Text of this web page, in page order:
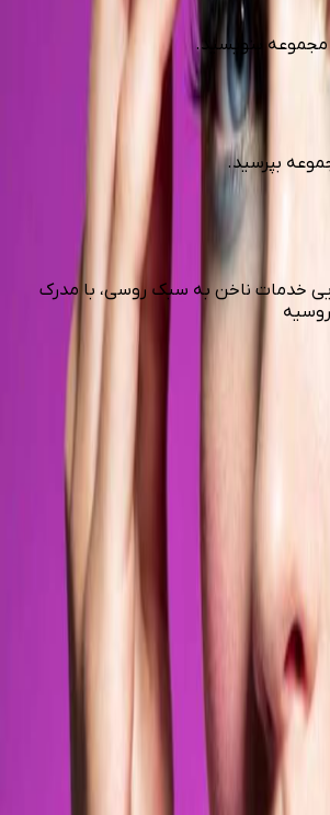
مجموعه بنویسید.
بپرسید.
خدمات ناخن به سبک روسی، با مدرک
روسیه